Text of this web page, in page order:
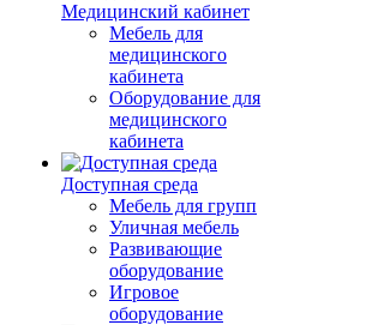
Медицинский кабинет
Мебель для
медицинского
кабинета
Оборудование для
медицинского
кабинета
Доступная среда
Мебель для групп
Уличная мебель
Развивающие
оборудование
Игровое
оборудование